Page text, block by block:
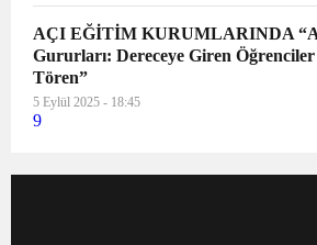
AÇI EĞİTİM KURUMLARINDA
Gururları: Dereceye Giren
Tören”
5 Eylül 2025 - 18:45
9